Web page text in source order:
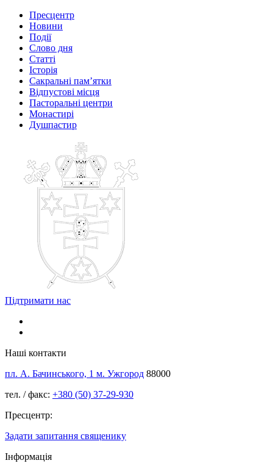
Пресцентр
Новини
Події
Слово дня
Статті
Історія
Сакральні пам’ятки
Відпустові місця
Пасторальні центри
Монастирі
Душпастир
Підтримати нас
Наші контакти
пл. А. Бачинського, 1 м. Ужгород 88000
тел. / факс: +380 (50) 37-29-930
Пресцентр:
Задати запитання священику
Інформація